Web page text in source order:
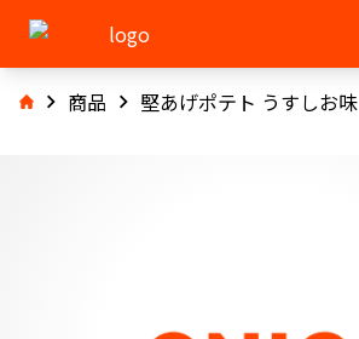
商品 堅あげポテト うすしお味